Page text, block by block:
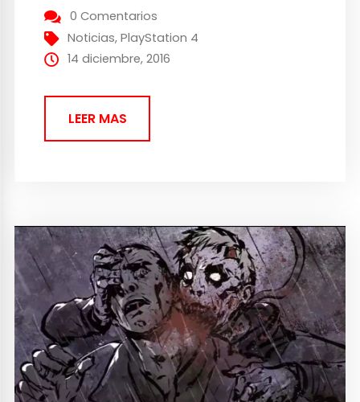
novedades y todas ellas enfocadas en
mejorar la jugabilidad multijugador. Como
novedad principal nos llega el Modo
que luchar contra hordas...
0 Comentarios
Noticias,PlayStation 4
14 diciembre, 2016
LEER MAS